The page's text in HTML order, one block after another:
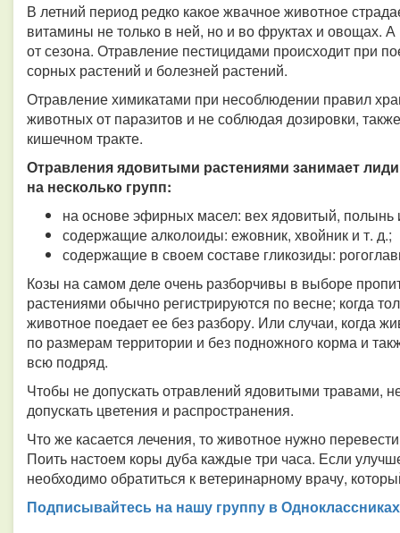
В летний период редко какое жвачное животное
витамины не только в ней, но и во фруктах и овощах.
от сезона. Отравление пестицидами происходит при
сорных растений и болезней растений.
Отравление химикатами при несоблюдении правил
животных от паразитов и не соблюдая дозировки,
кишечном тракте.
Отравления ядовитыми растениями занимает
на несколько групп:
на основе эфирных масел: вех ядовитый, полынь
содержащие алколоиды: ежовник, хвойник и т. д.;
содержащие в своем составе гликозиды:
Козы на самом деле очень разборчивы в выборе
растениями обычно регистрируются по весне; когда
животное поедает ее без разбору. Или случаи, когда
по размерам территории и без подножного корма и
всю подряд.
Чтобы не допускать отравлений ядовитыми травами,
допускать цветения и распространения.
Что же касается лечения, то животное нужно
Поить настоем коры дуба каждые три часа. Если
необходимо обратиться к ветеринарному врачу,
Подписывайтесь на нашу группу в Одноклассниках